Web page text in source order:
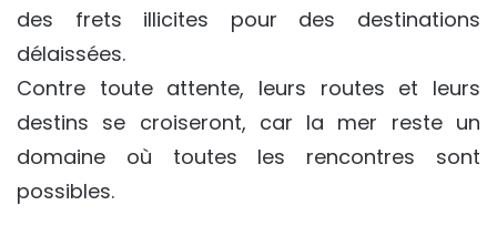
des frets illicites pour des destinations
délaissées.
Contre toute attente, leurs routes et leurs
destins se croiseront, car la mer reste un
domaine où toutes les rencontres sont
possibles.